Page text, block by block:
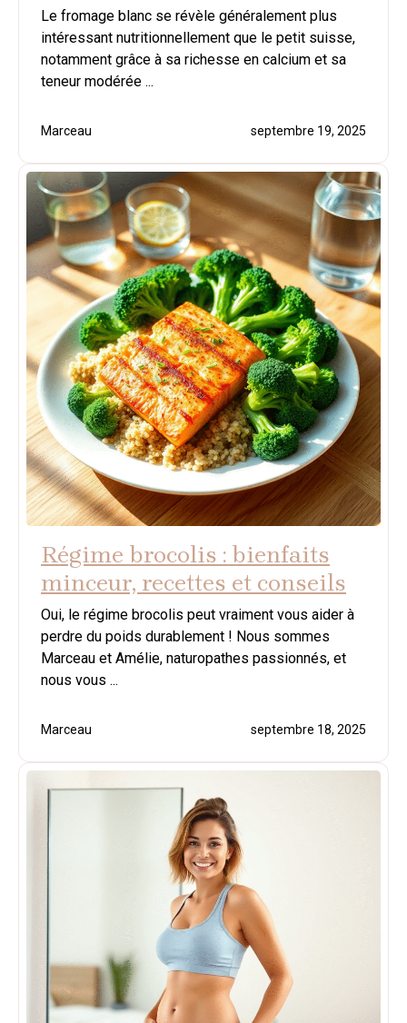
Le fromage blanc se révèle généralement plus
intéressant nutritionnellement que le petit suisse,
notamment grâce à sa richesse en calcium et sa
teneur modérée ...
Marceau septembre 19, 2025
Régime brocolis : bienfaits
minceur, recettes et conseils
Oui, le régime brocolis peut vraiment vous aider à
perdre du poids durablement ! Nous sommes
Marceau et Amélie, naturopathes passionnés, et
nous vous ...
Marceau septembre 18, 2025